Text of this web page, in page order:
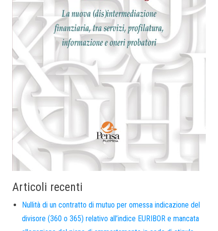
Articoli recenti
Nullità di un contratto di mutuo per omessa indicazione del
divisore (360 o 365) relativo all’indice EURIBOR e mancata